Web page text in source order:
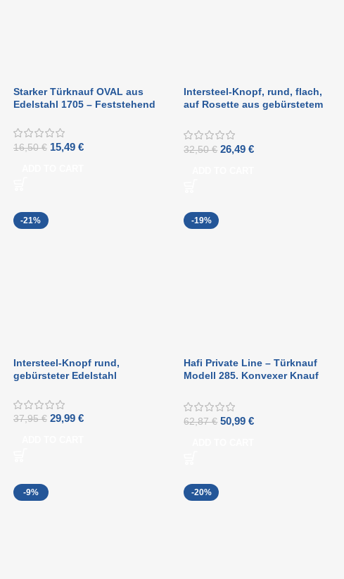
Starker Türknauf OVAL aus
Edelstahl 1705 – Feststehend
16,50€ 15,49 €
Intersteel-Knopf, rund, flach,
auf Rosette aus gebürstetem
32,50€ 26,49€
-21%
Intersteel-Knopf rund,
gebürsteter Edelstahl
37,95€ 29,99 €
-19%
Hafi Private Line – Türknauf
Modell 285. Konvexer Knauf
runder Rosette
62,87€ 50,99€
-9% -20%